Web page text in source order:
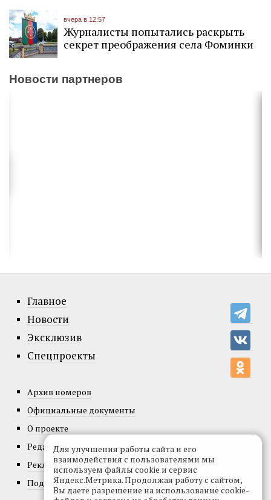
вчера в 12:57
Журналисты попытались раскрыть
секрет преображения села Фоминки
Новости партнеров
Главное
Новости
Эксклюзив
Спецпроекты
Архив номеров
Официальные документы
О проекте
Редакция
Реклама
Подписка
Для улучшения работы сайта и его
взаимодействия с пользователями мы
используем файлы cookie и сервис
Яндекс.Метрика. Продолжая работу с сайтом,
Вы даете разрешение на использование cookie-